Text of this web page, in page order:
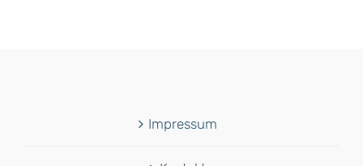
Impressum